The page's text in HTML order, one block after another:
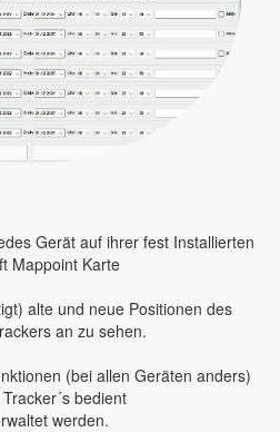
Gerät auf ihrer fest Installierten
Mappoint Karte
alte und neue Positionen des
an zu sehen.
(bei allen Geräten anders)
bedient
werden.